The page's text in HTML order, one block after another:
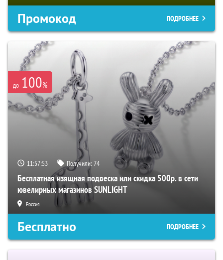
Промокод ПОДРОБНЕЕ
до 100%
11:57:52 Получили:74
Бесплатная изящная подвеска или скидка 500р. в сети
ювелирных магазинов SUNLIGHT
Россия
Бесплатно ПОДРОБНЕЕ